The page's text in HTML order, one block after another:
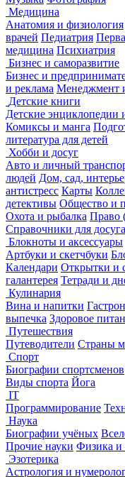
Медицина
Анатомия и физиология
врачей Педиатрия
медицина Психиатрия
Бизнес и саморазвитие
Бизнес и
и реклама Менеджмент
Детские книги
Детские энциклопедии
Комиксы и манга
литература для детей
Хобби и досуг
Авто и личный
людей Дом, сад,
антистресс Карты
детективы Общество и
Охота и рыбалка Право
Справочники для досуга
Блокноты и аксессуары
Артбуки и скетчбуки
Календари Открытки и
галантерея Тетради и
Кулинария
Вина и напитки
выпечка Здоровое
Путешествия
Путеводители Страны
Спорт
Биографии спортсменов
Виды спорта Йога
IT
Программирование
Наука
Биографии учёных
Прочие науки Физика и
Эзотерика
Астрология и